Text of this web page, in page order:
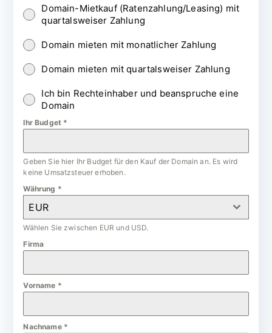
Domain-Mietkauf (Ratenzahlung/Leasing) mit
quartalsweiser Zahlung
Domain mieten mit monatlicher Zahlung
Domain mieten mit quartalsweiser Zahlung
Ich bin Rechteinhaber und beanspruche eine
Domain
Ihr Budget *
Geben Sie hier Ihr Budget für den Kauf der Domain an. Es wird
keine Umsatzsteuer erhoben.
Währung *
EUR
Wählen Sie zwischen EUR und USD.
Firma
Vorname *
Nachname *